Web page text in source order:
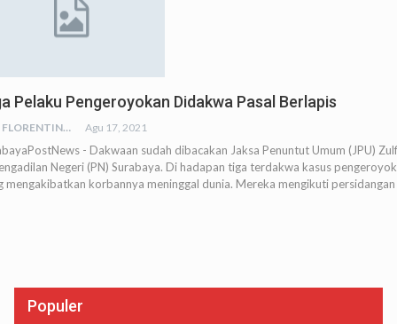
Pelaku Pengeroyokan Didakwa Pasal Berlapis
RED FLORENTINA Agu 17, 2021
- Dakwaan sudah dibacakan Jaksa Penuntut Umum (JPU)
Negeri (PN) Surabaya. Di hadapan tiga terdakwa kasus
mengakibatkan korbannya meninggal dunia. Mereka mengikuti persidangan
Populer